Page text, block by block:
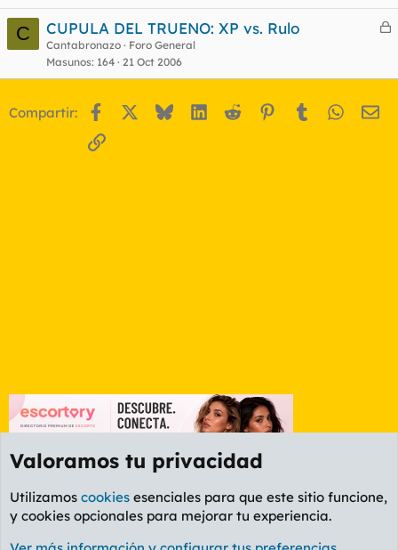
a
d
C
C
r
CUPULA DEL TRUENO: XP vs. Rulo
Cantabronazo
Foro General
Masunos 164 21 Oct 2006
Compartir: Facebook BlueskyLinkedIn
Reddit Pinterest
Tumblr
Enlace
Foro Política
Valoramos tu privacidad
Utilizamos cookies esenciales para que este sitio funcione,
y cookies opcionales para mejorar tu experiencia.